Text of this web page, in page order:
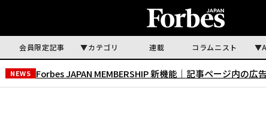
会員限定記事 カテゴリ 連載 コラムニスト
NEWS Forbes JAPAN MEMBERSHIP 新機能｜ 記事ページ内の広